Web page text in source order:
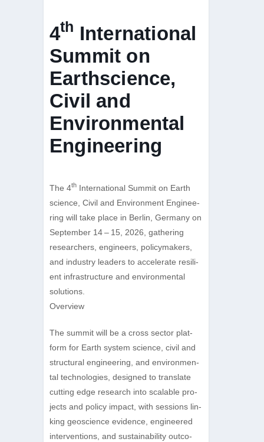
4th International
Summit on
Earthscience,
Civil and
Environmental
Engineering
The 4th Inter­na­tio­nal Sum­mit on Earth
sci­ence, Civil and Envi­ron­ment Engi­nee­
ring will take place in Ber­lin, Ger­many on
Sep­tem­ber 14 – 15, 2026, gathe­ring
rese­ar­chers, engi­neers, poli­cy­ma­kers,
and indus­try lea­ders to acce­le­rate resi­li­
ent infra­struc­ture and envi­ron­men­tal
solutions.
Overview
The sum­mit will be a cross sec­tor plat­
form for Earth sys­tem sci­ence, civil and
struc­tu­ral engi­nee­ring, and envi­ron­men­
tal tech­no­lo­gies, desi­gned to trans­late
cut­ting edge rese­arch into sca­lable pro­
jects and policy impact, with ses­si­ons lin­
king geo­sci­ence evi­dence, engi­nee­red
inter­ven­ti­ons, and sus­taina­bi­lity out­co­